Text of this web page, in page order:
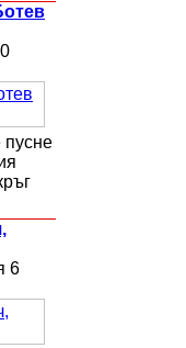
0
пусне
6